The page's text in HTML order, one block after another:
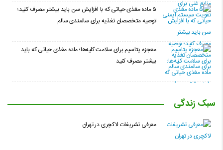
۵ ماده مغذی حیاتی که با افزایش سن باید بیشتر مصرف کنید؛
توصیه متخصصان تغذیه برای سالمندی سالم
معجزه پتاسیم برای سلامت کلیه‌ها؛ ماده مغذی حیاتی که باید
بیشتر مصرف کنید
سبک زندگی
معرفی تشریفات لاکچری در تهران